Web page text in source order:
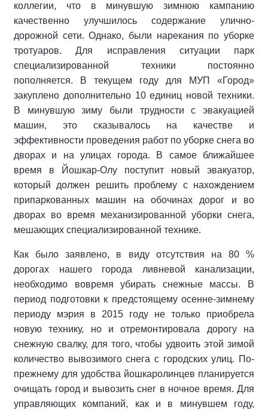
коллегии, что в минувшую зимнюю кампанию
качественно улучшилось содержание улично-
дорожной сети. Однако, были нарекания по уборке
тротуаров. Для исправления ситуации парк
специализированной техники постоянно
пополняется. В текущем году для МУП «Город»
закуплено дополнительно 10 единиц новой техники.
В минувшую зиму были трудности с эвакуацией
машин, это сказывалось на качестве и
эффективности проведения работ по уборке снега во
дворах и на улицах города. В самое ближайшее
время в Йошкар-Олу поступит новый эвакуатор,
который должен решить проблему с нахождением
припаркованных машин на обочинах дорог и во
дворах во время механизированной уборки снега,
мешающих специализированной технике.
Как было заявлено, в виду отсутствия на 80 %
дорогах нашего города ливневой канализации,
необходимо вовремя убирать снежные массы. В
период подготовки к предстоящему осенне-зимнему
периоду мэрия в 2015 году не только приобрела
новую технику, но и отремонтировала дорогу на
снежную свалку, для того, чтобы удвоить этой зимой
количество вывозимого снега с городских улиц. По-
прежнему для удобства йошкаролинцев планируется
очищать город и вывозить снег в ночное время. Для
управляющих компаний, как и в минувшем году,